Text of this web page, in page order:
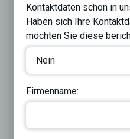
Kontaktdaten schon in
Haben sich Ihre
möchten Sie diese
Firmenname: